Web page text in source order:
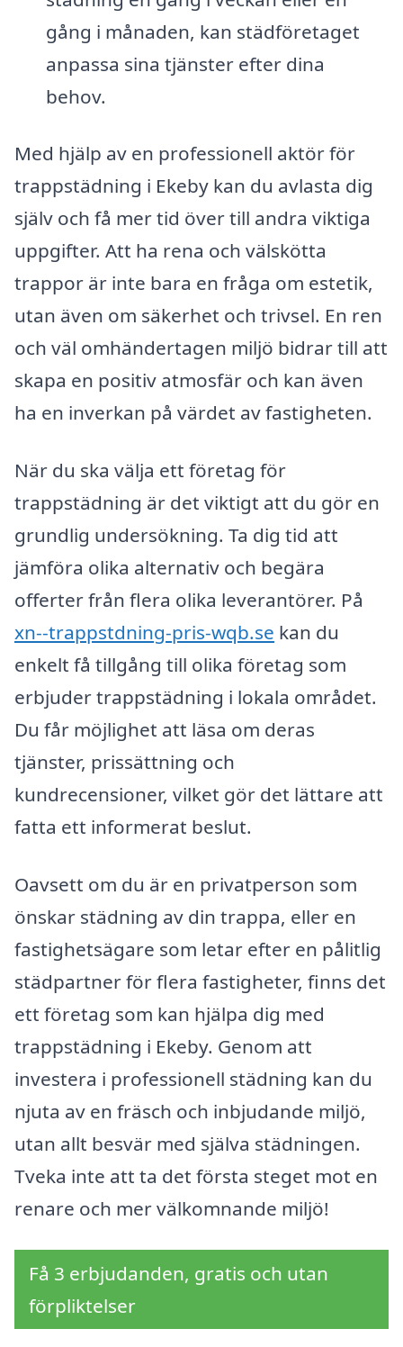
gång i månaden, kan städföretaget
anpassa sina tjänster efter dina
behov.
Med hjälp av en professionell aktör för
trappstädning i Ekeby kan du avlasta dig
själv och få mer tid över till andra viktiga
uppgifter. Att ha rena och välskötta
trappor är inte bara en fråga om estetik,
utan även om säkerhet och trivsel. En ren
och väl omhändertagen miljö bidrar till att
skapa en positiv atmosfär och kan även
ha en inverkan på värdet av fastigheten.
När du ska välja ett företag för
trappstädning är det viktigt att du gör en
grundlig undersökning. Ta dig tid att
jämföra olika alternativ och begära
offerter från flera olika leverantörer. På
xn--trappstdning-pris-wqb.se kan du
enkelt få tillgång till olika företag som
erbjuder trappstädning i lokala området.
Du får möjlighet att läsa om deras
tjänster, prissättning och
kundrecensioner, vilket gör det lättare att
fatta ett informerat beslut.
Oavsett om du är en privatperson som
önskar städning av din trappa, eller en
fastighetsägare som letar efter en pålitlig
städpartner för flera fastigheter, finns det
ett företag som kan hjälpa dig med
trappstädning i Ekeby. Genom att
investera i professionell städning kan du
njuta av en fräsch och inbjudande miljö,
utan allt besvär med själva städningen.
Tveka inte att ta det första steget mot en
renare och mer välkomnande miljö!
Få 3 erbjudanden, gratis och utan
förpliktelser